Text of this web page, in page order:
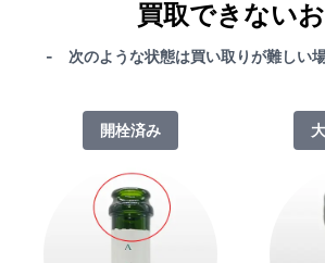
買取できない
- 次のような状態は買い取りが難しい
開栓済み